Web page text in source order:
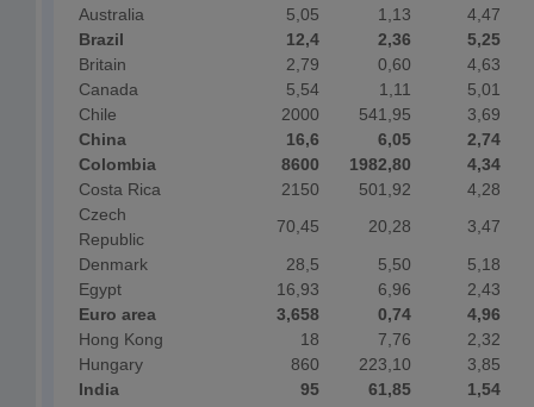
Australia
5,05 1,13
4,47
Brazil
12,4 2,36
5,25
Britain
2,79 0,60
4,63
Canada
5,54 1,11
5,01
Chile
2000 541,95
3,69
China
16,6 6,05
2,74
Colombia
8600 1982,80
4,34
Costa Rica
2150 501,92
4,28
Czech
Republic
70,45 20,28
3,47
Denmark
28,5 5,50
5,18
Egypt
16,93 6,96
2,43
Euro area
3,658 0,74
4,96
Hong Kong
18 7,76
2,32
Hungary
860 223,10
3,85
India
95 61,85
1,54